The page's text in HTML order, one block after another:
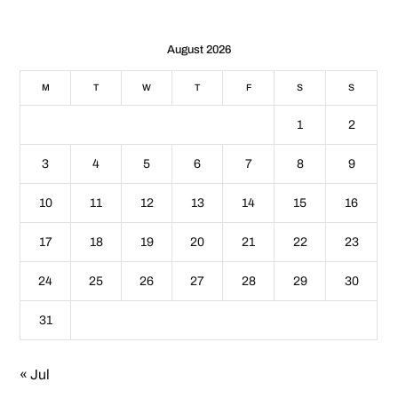
August 2026
M T W T F S S
1 2
3 4 5 6 7 8 9
10 11 12 13 14 15 16
17 18 19 20 21 22 23
24 25 26 27 28 29 30
31
« Jul